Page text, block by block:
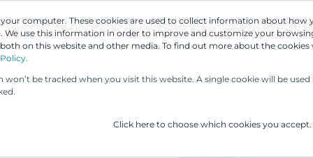
computer. These cookies are used to collect information about
We use this information in order to improve and customize your
on this website and other media. To find out more about the cookies
be tracked when you visit this website. A single cookie will be
Click here to choose which cookies you accept.
Asiantuntijamme Palvelumme UP &